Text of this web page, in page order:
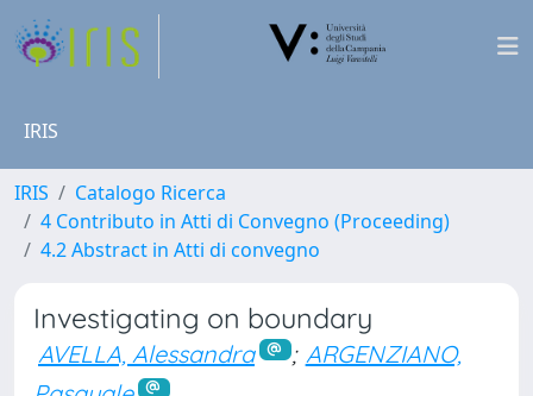
IRIS
IRIS
Catalogo Ricerca
4 Contributo in Atti di Convegno (Proceeding)
4.2 Abstract in Atti di convegno
Investigating on boundary
AVELLA, Alessandra ; ARGENZIANO,